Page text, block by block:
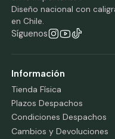
Diseño nacional con
en Chile.
Síguenos
Información
Tienda Física
Plazos Despachos
Condiciones Despachos
Cambios y Devoluciones